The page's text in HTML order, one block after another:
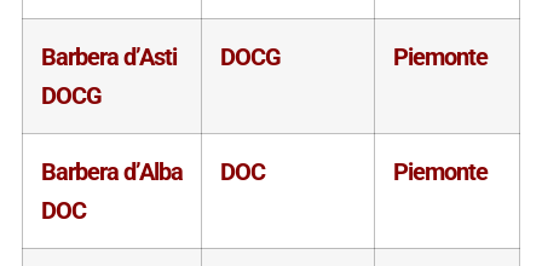
Barbera d’Asti
DOCG
DOCG Piemonte
Barbera d’Alba
DOC
DOC Piemonte